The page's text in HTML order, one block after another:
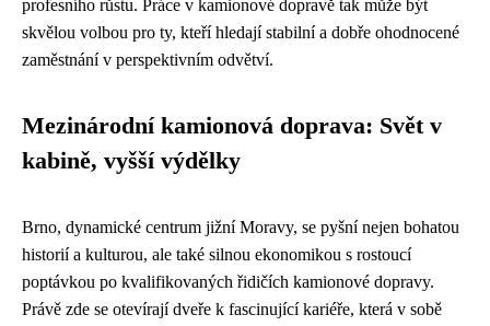
profesního růstu. Práce v kamionové dopravě tak může být
skvělou volbou pro ty, kteří hledají stabilní a dobře ohodnocené
zaměstnání v perspektivním odvětví.
Mezinárodní kamionová doprava: Svět v
kabině, vyšší výdělky
Brno, dynamické centrum jižní Moravy, se pyšní nejen bohatou
historií a kulturou, ale také silnou ekonomikou s rostoucí
poptávkou po kvalifikovaných řidičích kamionové dopravy.
Právě zde se otevírají dveře k fascinující kariéře, která v sobě